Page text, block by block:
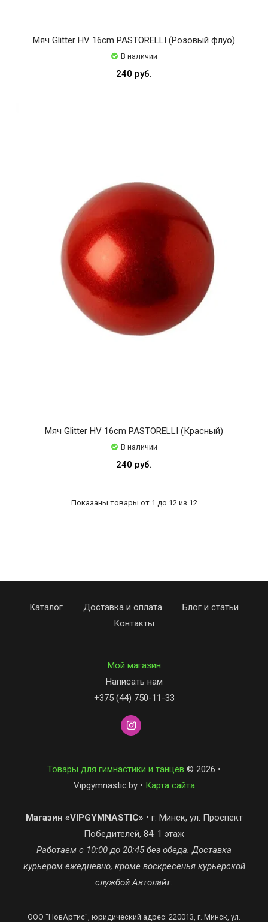
Мяч Glitter HV 16cm PASTORELLI (Розовый флуо)
В наличии
240 руб.
Мяч Glitter HV 16cm PASTORELLI (Красный)
В наличии
240 руб.
Показаны товары от 1 до 12 из 12
Каталог Доставка и оплата
Блог и статьи
Контакты
Мой магазин
Написать нам
+375 (44) 750-11-33
Товары для гимнастики и танцев © 2026 •
Vipgymnastic.by • Карта сайта
Магазин «VIPGYMNASTIC» • г. Минск, ул. Проспект
Победителей, 84. 1 этаж
Работаем с 10:00 до 20:45 без обеда. Доставка
курьером ежедневно, кроме воскресенья курьерской
службой Автолайт.
ООО "НовАртис", юридический адрес: 220013, г. Минск, ул.